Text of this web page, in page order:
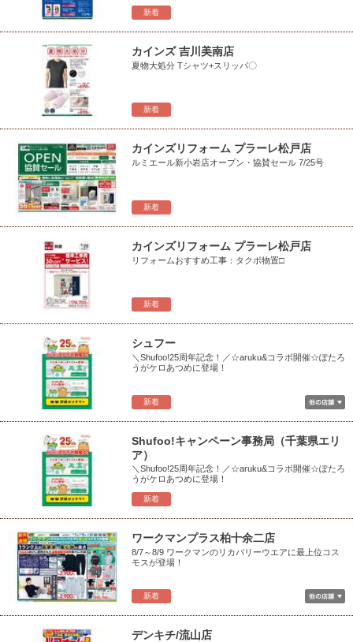
新着
新着
カインズ 吉川美南店
夏物大処分 Tシャツ+スリッパ〇
新着
カインズリフォーム プラーレ松戸店
ルミエール新小岩店オープン・協賛セール 7/25号
新着
カインズリフォーム プラーレ松戸店
リフォームおすすめ工事：タクボ物置□
新着
シュフー
＼Shufoo!25周年記念！／☆aruku&コラボ開催☆ぽたろ
うがケロあつめに登場！
新着
Shufoo!キャンペーン事務局（千葉県エリ
ア）
＼Shufoo!25周年記念！／☆aruku&コラボ開催☆ぽたろ
うがケロあつめに登場！
新着
ワークマンプラス柏十余二店
8/7～8/9 ワークマンのリカバリーウエアに最上位コス
モスが登場！
デンキチ/流山店